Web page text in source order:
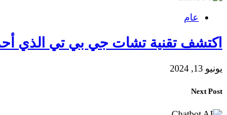
عام
اكتشف تقنية تشات جي بي تي الذي
يونيو 13, 2024
Next Post